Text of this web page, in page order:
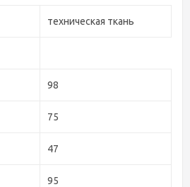
техническая ткань
98
75
47
95